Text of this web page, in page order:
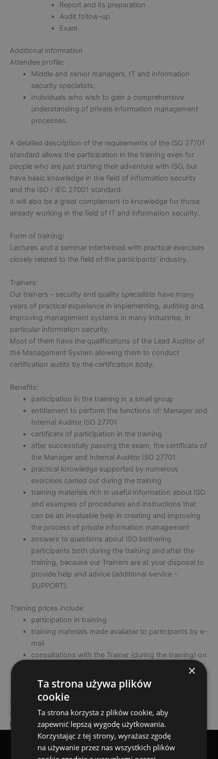
Report and its preparation
Audit follow-up
Exam
Additional information
Attendee profile:
Middle and senior managers, IT and information
security specialists,
Individuals who wish to gain a comprehensive
understanding of private information management
processes.
A detailed description of the requirements of the ISO 27701
standard allows the participation in the training even for
people who are just starting their adventure with ISO, but
have basic knowledge in the field of information security
and the ISO / IEC 27001 standard.
It will also be a great complement to knowledge for those
already working in the field of IT and information security.
Form of training:
Lectures and a seminar intertwined with practical exercises
closely related to the field of the participants’ industry.
Trainers:
Our trainers – security and quality specialists have many
years of practical experience in implementing, auditing and
improving management systems in many industries, in
particular information security.
Most of them have the qualifications of the Lead Auditor of
the Management System allowing them to conduct
certification audits by the certification body.
Benefits:
participation in the training in a small group
entitlement to perform the functions of: Manager and
Internal Auditor ISO 27701
certificate of participation in the training
after successfully passing the exam, the certificate of
the Manager and Internal Auditor ISO 27701
practical knowledge supported by numerous
exercises carried out during the training
training materials rich in useful information about ISO
and examples of procedures and instructions that
can be an invaluable help in creating and improving
the process of private information management
answers to questions about ISO bothering
participants both during the training and after the
training, because our Trainers are at your disposal to
provide help and advice (additional service –
SUPPORT).
Training prices include
participation in training
training materials made available to participants by e-
mail
consultations with the Trainer (during the training) on
lunches during the training and coffee treats
Accommodation can be booked for an additional fee.
Accommodation for training participants is booked in cozy
hotels near the training place.
×
Ta strona używa plików
cookie
Ta strona korzysta z plików cookie, aby
zapewnić lepszą wygodę użytkowania.
Korzystając z tej strony, wyrażasz zgodę
na używanie przez nas wszystkich plików